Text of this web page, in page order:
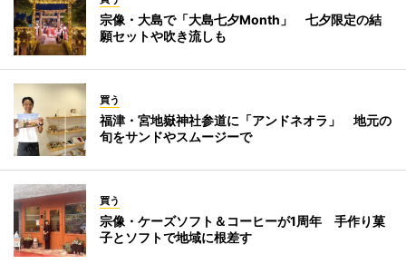
宗像・大島で「大島七夕Month」 七夕限定の結
願セットや吹き流しも
買う
福津・宮地嶽神社参道に「アンドネオラ」 地元の
旬をサンドやスムージーで
買う
宗像・ケーズソフト＆コーヒーが1周年 手作り菓
子とソフトで地域に根差す